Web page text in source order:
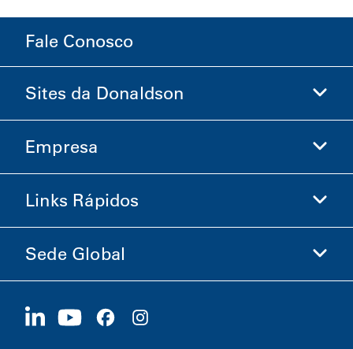
Fale Conosco
Sites da Donaldson
Donaldson Life Sciences
Empresa
Informações sobre a Empresa
Carreiras
Links Rápidos
Investidores
Sustentabilidade
Sede Global
1400 W 94th Street